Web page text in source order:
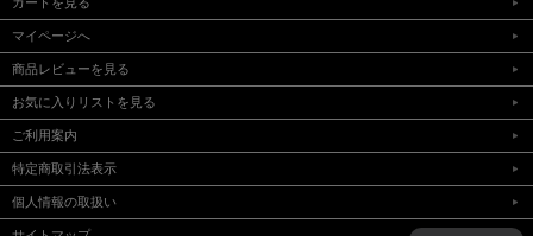
マイページへ
商品レビューを見る
お気に入りリストを見る
ご利用案内
特定商取引法表示
個人情報の取扱い